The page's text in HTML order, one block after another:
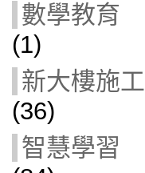
數學教育
(1)
新大樓施工
(36)
智慧學習